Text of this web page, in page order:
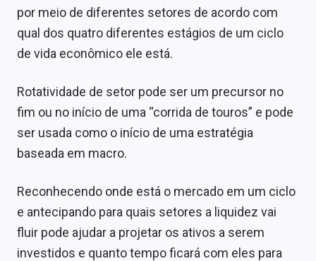
por meio de diferentes setores de acordo com
qual dos quatro diferentes estágios de um ciclo
de vida econômico ele está.
Rotatividade de setor pode ser um precursor no
fim ou no início de uma “corrida de touros” e pode
ser usada como o início de uma estratégia
baseada em macro.
Reconhecendo onde está o mercado em um ciclo
e antecipando para quais setores a liquidez vai
fluir pode ajudar a projetar os ativos a serem
investidos e quanto tempo ficará com eles para